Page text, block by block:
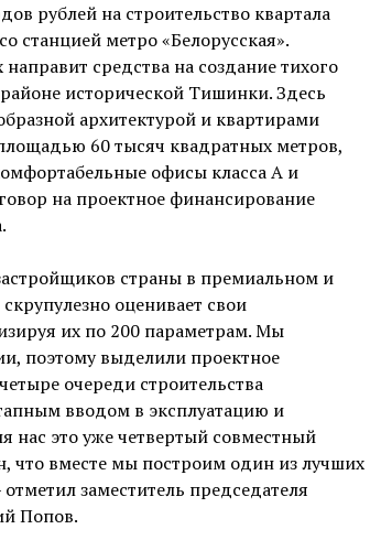
рублей на строительство квартала
станцией метро «Белорусская».
средства на создание тихого
исторической Тишинки. Здесь
архитектурой и квартирами
60 тысяч квадратных метров,
офисы класса А и
на проектное финансирование
страны в премиальном и
оценивает свои
их по 200 параметрам. Мы
поэтому выделили проектное
очереди строительства
вводом в эксплуатацию и
нас это уже четвертый совместный
что вместе мы построим один из лучших
заместитель председателя
Попов.